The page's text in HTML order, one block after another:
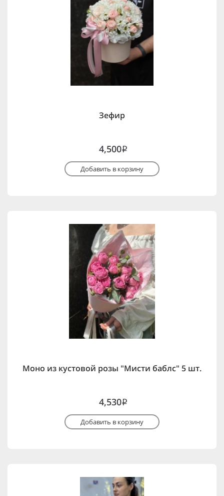
Зефир
4,500i
Добавить в корзину
Моно из кустовой розы "Мисти баблс" 5 шт.
4,530i
Добавить в корзину